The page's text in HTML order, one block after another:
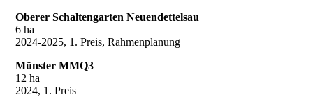
Oberer Schaltengarten Neuendettelsau
6 ha
2024-2025, 1. Preis, Rahmenplanung
Münster MMQ3
12 ha
2024, 1. Preis